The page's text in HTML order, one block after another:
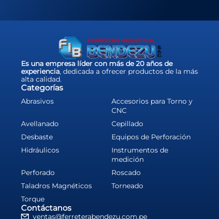
Es una empresa líder con más de 20 años de
experiencia, dedicada a ofrecer productos de la más
alta calidad.
Categorías
Abrasivos
Accesorios para Torno y
CNC
Avellanado
Cepillado
Desbaste
Equipos de Perforación
Hidráulicos
Instrumentos de
medición
Perforado
Roscado
Taladros Magnéticos
Torneado
Torque
Contáctanos
ventas@ferreterabendezu.com.pe